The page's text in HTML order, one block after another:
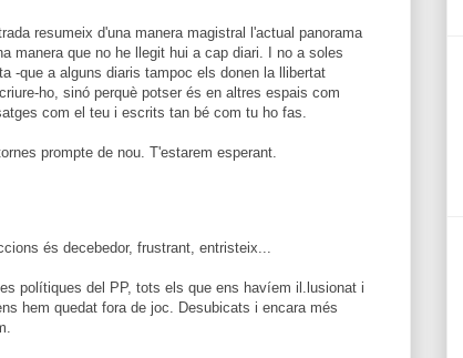
resumeix d'una manera magistral l'actual panorama
manera que no he llegit hui a cap diari. I no a soles
-que a alguns diaris tampoc els donen la llibertat
ho, sinó perquè potser és en altres espais com
com el teu i escrits tan bé com tu ho fas.
prompte de nou. T'estarem esperant.
és decebedor, frustrant, entristeix...
polítiques del PP, tots els que ens havíem il.lusionat i
hem quedat fora de joc. Desubicats i encara més